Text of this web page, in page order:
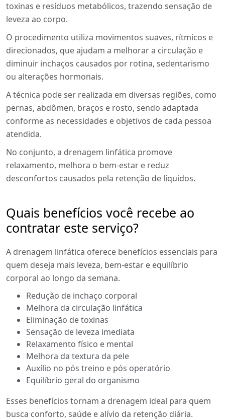
toxinas e resíduos metabólicos, trazendo sensação de
leveza ao corpo.
O procedimento utiliza movimentos suaves, rítmicos e
direcionados, que ajudam a melhorar a circulação e
diminuir inchaços causados por rotina, sedentarismo
ou alterações hormonais.
A técnica pode ser realizada em diversas regiões, como
pernas, abdômen, braços e rosto, sendo adaptada
conforme as necessidades e objetivos de cada pessoa
atendida.
No conjunto, a drenagem linfática promove
relaxamento, melhora o bem-estar e reduz
desconfortos causados pela retenção de líquidos.
Quais benefícios você recebe ao
contratar este serviço?
A drenagem linfática oferece benefícios essenciais para
quem deseja mais leveza, bem-estar e equilíbrio
corporal ao longo da semana.
Redução de inchaço corporal
Melhora da circulação linfática
Eliminação de toxinas
Sensação de leveza imediata
Relaxamento físico e mental
Melhora da textura da pele
Auxílio no pós treino e pós operatório
Equilíbrio geral do organismo
Esses benefícios tornam a drenagem ideal para quem
busca conforto, saúde e alívio da retenção diária.